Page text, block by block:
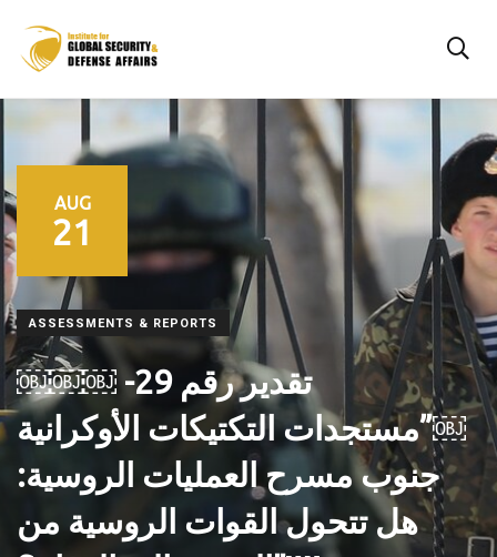
AUG
21
ASSESSMENTS & REPORTS
تقدير رقم 29- ￼￼￼
￼”مستجدات التكتيكات الأوكرانية
جنوب مسرح العمليات الروسية:
هل تتحول القوات الروسية من